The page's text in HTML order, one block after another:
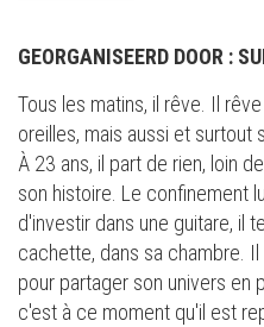
GEORGANISEERD DOOR :
Tous les matins, il rêve. Il
oreilles, mais aussi et surtout
À 23 ans, il part de rien, loin
son histoire. Le confinement
d'investir dans une guitare, il
cachette, dans sa chambre.
pour partager son univers en
c'est à ce moment qu'il est